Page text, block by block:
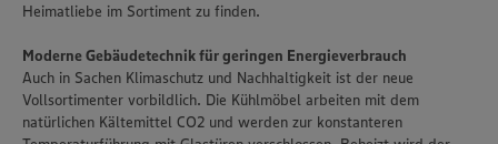
Heimatliebe im Sortiment zu finden.
Moderne Gebäudetechnik für geringen Energieverbrauch
Auch in Sachen Klimaschutz und Nachhaltigkeit ist der neue
Vollsortimenter vorbildlich. Die Kühlmöbel arbeiten mit dem
natürlichen Kältemittel CO2 und werden zur konstanteren